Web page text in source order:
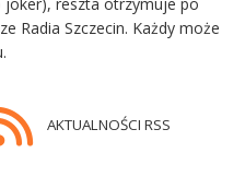
Radia Szczecin. Każdy może
AKTUALNOŚCI RSS